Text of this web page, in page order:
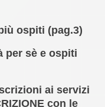
ospiti (pag.3)
per sè e ospiti
ai servizi
con le